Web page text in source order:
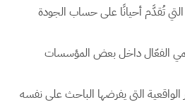
التي تُقدَّم أحيانًا على حساب الجودة
الفعّال داخل بعض المؤسسات
الواقعية التي يفرضها الباحث على نفسه